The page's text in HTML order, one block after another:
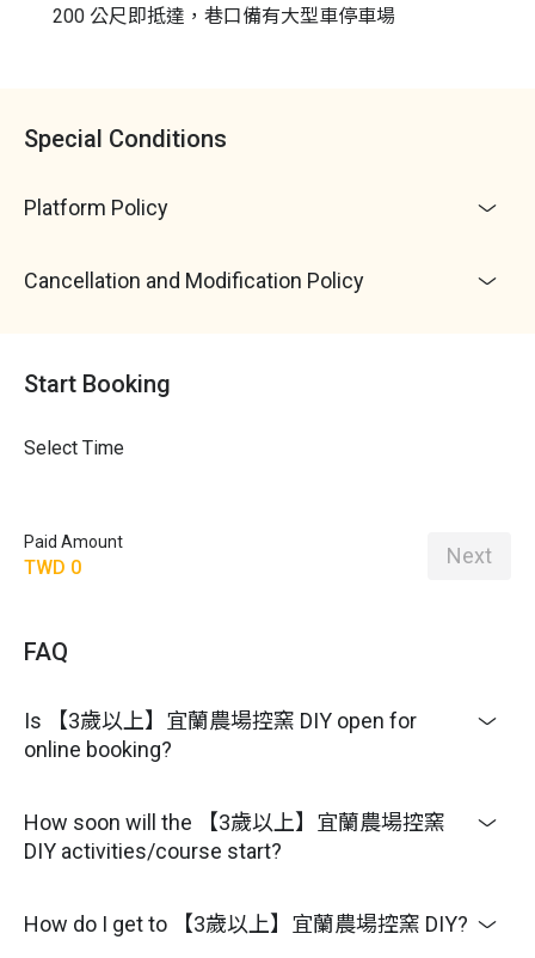
200 公尺即抵達，巷口備有大型車停車場
Special Conditions
Platform Policy
Cancellation and Modification Policy
Start Booking
Select Time
Paid Amount
TWD 0 Next
FAQ
Is 【3歲以上】宜蘭農場控窯 DIY open for
online booking?
How soon will the 【3歲以上】宜蘭農場控窯
DIY activities/course start?
How do I get to 【3歲以上】宜蘭農場控窯 DIY?